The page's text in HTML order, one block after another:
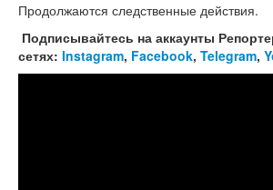
Продолжаются следственные действия.
Подписывайтесь на аккаунты
сетях: Instagram, Facebook, Telegram,